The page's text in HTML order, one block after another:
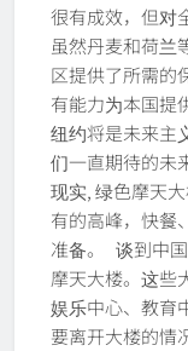
很有成效，但对
虽然丹麦和荷兰
区提供了所需的
有能力为本国提
纽约将是未来主
们一直期待的未
现实, 绿色摩天
有的高峰，快餐
准备。 谈到中
摩天大楼。这些
娱乐中心、教育
要离开大楼的情